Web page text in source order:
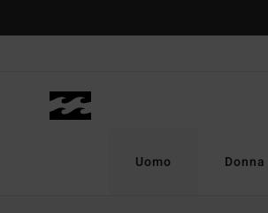
prodotto
Uomo Donna